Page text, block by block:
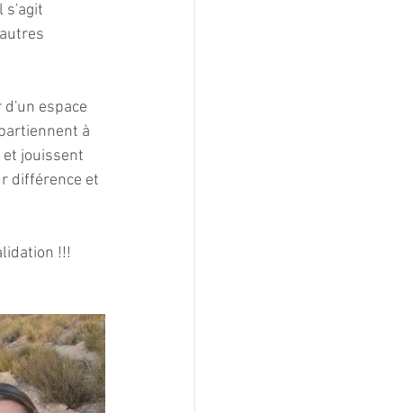
s'agit
espace
à
jouissent
différence et
!!!